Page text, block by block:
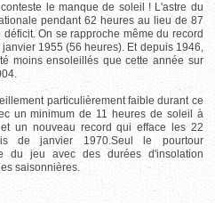
le manque de soleil ! L'astre du
pendant 62 heures au lieu de 87
On se rapproche même du record
1955 (56 heures). Et depuis 1946,
moins ensoleillés que cette année sur
particulièrement faible durant ce
un minimum de 11 heures de soleil à
un nouveau record qui efface les 22
de janvier 1970.Seul le pourtour
du jeu avec des durées d'insolation
saisonnières.